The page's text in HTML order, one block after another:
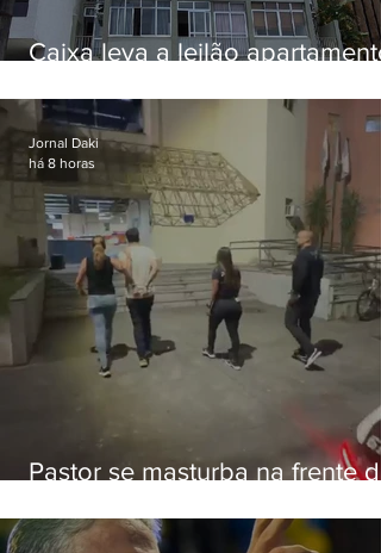
Caixa leva a leilão apartamento
Botafogo
Pastor se masturba na frente de
Jornal Daki
há 8 horas